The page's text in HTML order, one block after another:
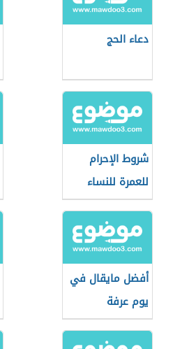
دعاء الحج
شروط الإحرام
للعمرة للنساء
أفضل مايقال في
يوم عرفة